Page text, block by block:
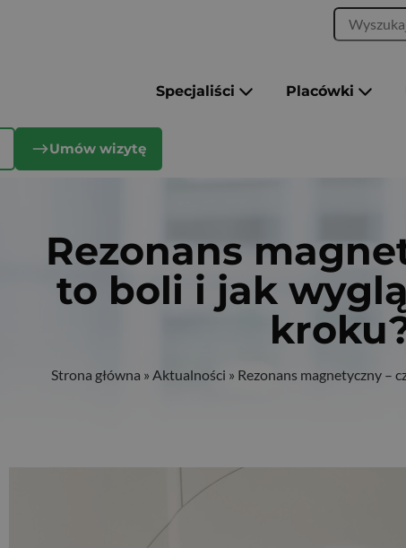
Specjaliści Placówki
Umów wizytę
Rezonans
to boli i jak
Strona główna » Aktualności » Rezonans magnetyczny –